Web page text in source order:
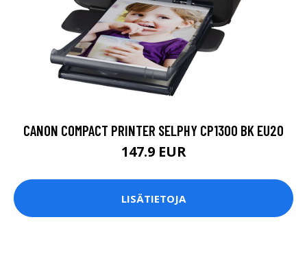
CANON COMPACT PRINTER SELPHY CP1300 BK EU20
147.9 EUR
LISÄTIETOJA